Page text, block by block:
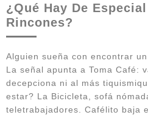
¿Qué Hay De
Rincones?
Alguien sueña con encontrar
La señal apunta a Toma Café:
decepciona ni al más
estar? La Bicicleta, sofá
teletrabajadores. Cafélito baja